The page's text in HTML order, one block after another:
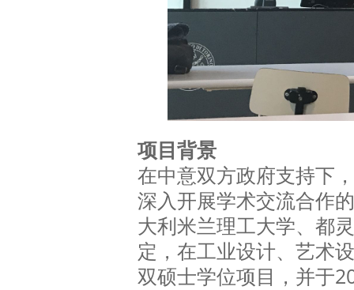
项目背景
在中意双方政府支持下
深入开展学术交流合作
大利米兰理工大学、都
定，在工业设计、艺术
双硕士学位项目，并于